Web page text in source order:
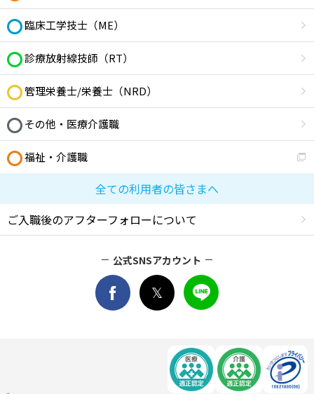
臨床工学技士（ME）
診療放射線技師（RT）
管理栄養士/栄養士（NRD）
その他・医療介護職
福祉・介護職
全ての利用者の皆さまへ
ご入職後のアフターフォローについて
公式SNSアカウント